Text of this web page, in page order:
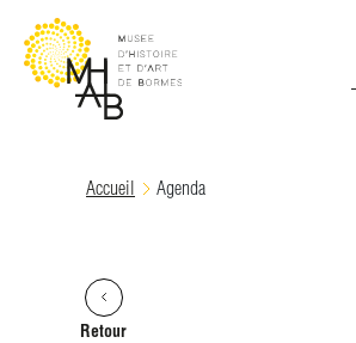
Accueil Agenda
Retour